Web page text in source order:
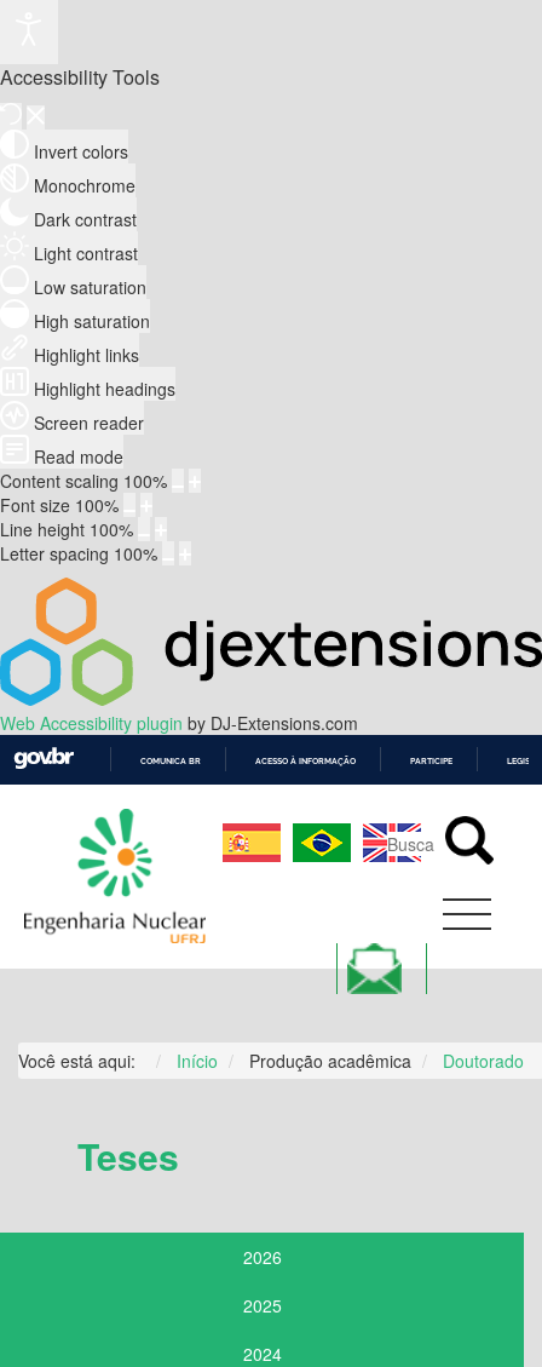
Accessibility Tools
Invert colors
Monochrome
Dark contrast
Light contrast
Low saturation
High saturation
Highlight links
Highlight headings
Screen reader
Read mode
Content scaling 100%
Font size 100%
Line height 100%
Letter spacing 100%
Web Accessibility plugin by DJ-Extensions.com
CONTEÚDO
COMUNICA BR ACESSO À INFORMAÇÃO PARTICIPE
Você está aqui: Início Produção acadêmica Doutorado
Teses
2026
2025
2024